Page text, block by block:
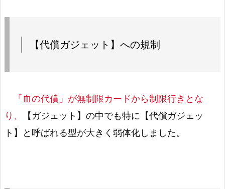
【代償ガジェット】への規制
「 血の代償 」が無制限カードから制限行きとな
り、
【ガジェット】の中でも特に【代償ガジェッ
ト】と呼ばれる型が大きく弱体化しました。